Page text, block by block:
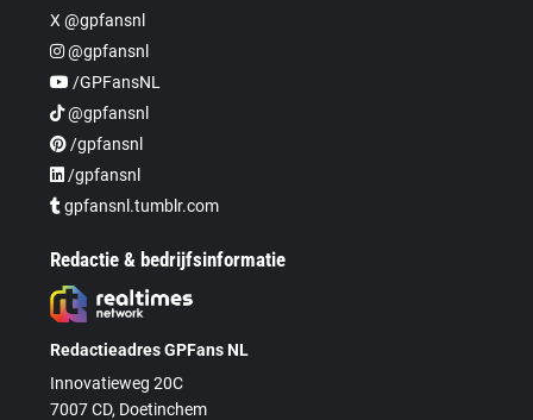
X @gpfansnl
@gpfansnl
/GPFansNL
@gpfansnl
/gpfansnl
/gpfansnl
gpfansnl.tumblr.com
Redactie & bedrijfsinformatie
Redactieadres GPFans NL
Innovatieweg 20C
7007 CD, Doetinchem